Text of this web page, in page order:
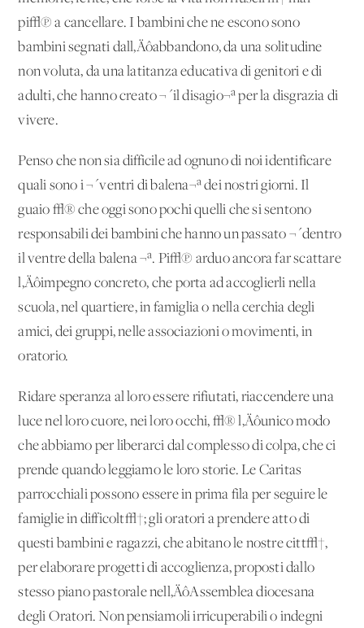
pi√π a cancellare. I bambini che ne escono sono
bambini segnati dall‚Äôabbandono, da una solitudine
non voluta, da una latitanza educativa di genitori e di
adulti, che hanno creato ¬´il disagio¬ª per la disgrazia di
vivere.
Penso che non sia difficile ad ognuno di noi identificare
quali sono i ¬´ventri di balena¬ª dei nostri giorni. Il
guaio √® che oggi sono pochi quelli che si sentono
responsabili dei bambini che hanno un passato ¬´dentro
il ventre della balena ¬ª. Pi√π arduo ancora far scattare
l‚Äôimpegno concreto, che porta ad accoglierli nella
scuola, nel quartiere, in famiglia o nella cerchia degli
amici, dei gruppi, nelle associazioni o movimenti, in
oratorio.
Ridare speranza al loro essere rifiutati, riaccendere una
luce nel loro cuore, nei loro occhi, √® l‚Äôunico modo
che abbiamo per liberarci dal complesso di colpa, che ci
prende quando leggiamo le loro storie. Le Caritas
parrocchiali possono essere in prima fila per seguire le
famiglie in difficolt√†; gli oratori a prendere atto di
questi bambini e ragazzi, che abitano le nostre citt√†,
per elaborare progetti di accoglienza, proposti dallo
stesso piano pastorale nell‚ÄôAssemblea diocesana
degli Oratori. Non pensiamoli irricuperabili o indegni